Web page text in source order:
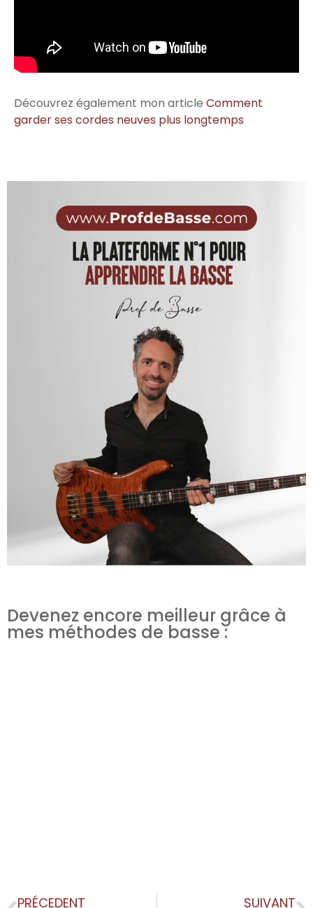
Découvrez également mon article Comment
garder ses cordes neuves plus longtemps
Devenez encore meilleur grâce à
mes méthodes de basse :
PRÉCEDENT SUIVANT